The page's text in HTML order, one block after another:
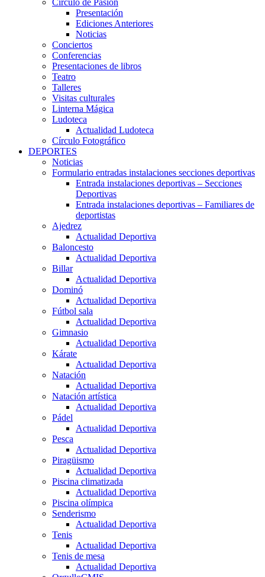
Presentación
Ediciones Anteriores
Noticias
Conciertos
Conferencias
Presentaciones de libros
Teatro
Talleres
Visitas culturales
Linterna Mágica
Ludoteca
Actualidad Ludoteca
Círculo Fotográfico
DEPORTES
Noticias
Formulario entradas instalaciones secciones deportivas
Entrada instalaciones deportivas – Secciones
Deportivas
Entrada instalaciones deportivas – Familiares de
deportistas
Ajedrez
Actualidad Deportiva
Baloncesto
Actualidad Deportiva
Billar
Actualidad Deportiva
Dominó
Actualidad Deportiva
Fútbol sala
Actualidad Deportiva
Gimnasio
Actualidad Deportiva
Kárate
Actualidad Deportiva
Natación
Actualidad Deportiva
Natación artística
Actualidad Deportiva
Pádel
Actualidad Deportiva
Pesca
Actualidad Deportiva
Piragüismo
Actualidad Deportiva
Piscina climatizada
Actualidad Deportiva
Piscina olímpica
Senderismo
Actualidad Deportiva
Tenis
Actualidad Deportiva
Tenis de mesa
Actualidad Deportiva